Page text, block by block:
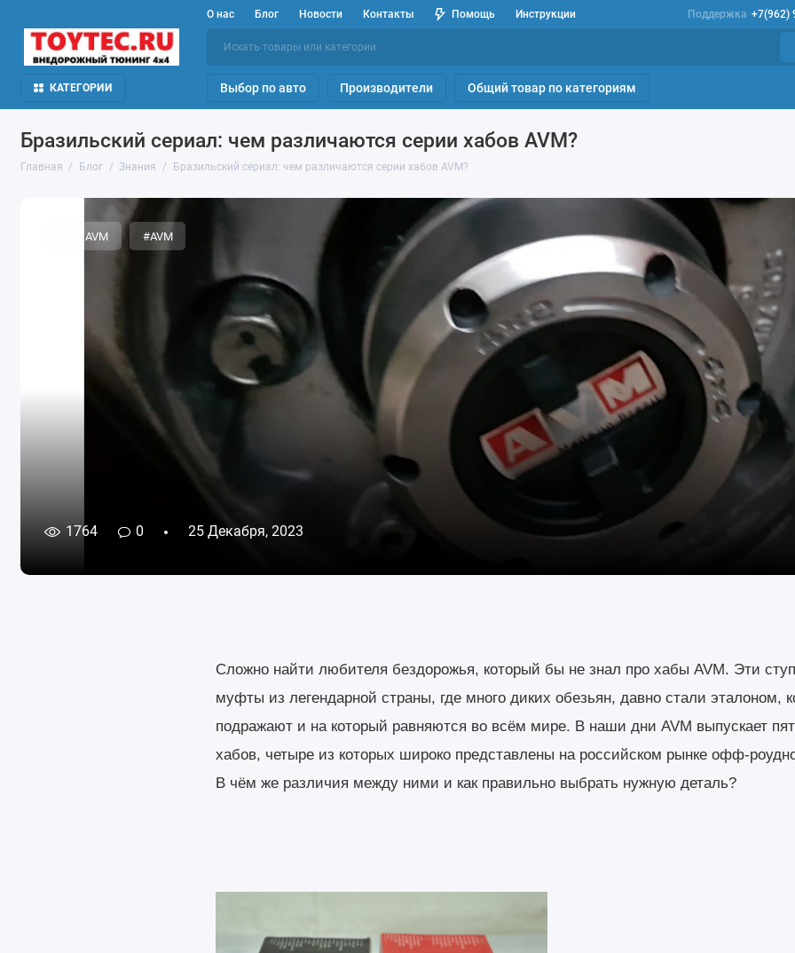
О нас Блог Новости Контакты Помощь Инструкции Поддержка +7(962)
КАТЕГОРИИ Выбор по авто Производители Общий товар по категориям
Бразильский сериал: чем различаются серии хабов AVM?
Главная Блог Знания Бразильский сериал: чем различаются серии хабов AVM?
#хаб AVM #AVM
1764 0 25 Декабря, 2023
Сложно найти любителя бездорожья, который бы не знал про хабы AVM. Эти
муфты из легендарной страны, где много диких обезьян, давно стали эталоном,
подражают и на который равняются во всём мире. В наши дни AVM выпускает
хабов, четыре из которых широко представлены на российском рынке офф-
В чём же различия между ними и как правильно выбрать нужную деталь?